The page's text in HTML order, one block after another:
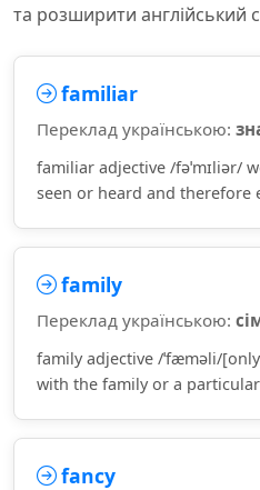
та розширити англійський
familiar
Переклад українською:
familiar adjective /fəˈmɪliər/
seen or heard and therefore
family
Переклад українською:
family adjective /ˈfæməli/
with the family or a
fancy